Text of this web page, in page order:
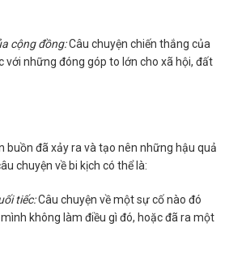
cộng đồng:Câu chuyện chiến thắng của
những đóng góp to lớn cho xã hội, đất
buồn đã xảy ra và tạo nên những hậu quả
chuyện về bi kịch có thể là:
tiếc:Câu chuyện về một sự cố nào đó
không làm điều gì đó, hoặc đã ra một